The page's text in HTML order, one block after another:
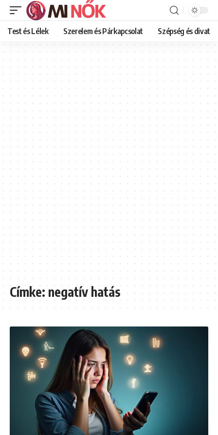
Test és Lélek Szerelem és Párkapcsolat Szépség és divat
Címke:negatív hatás